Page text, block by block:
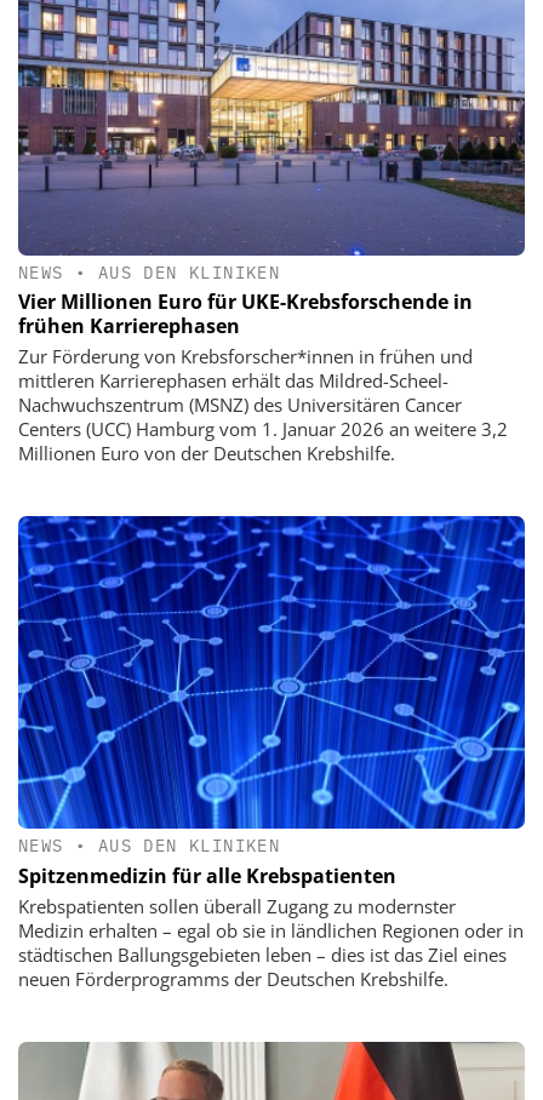
NEWS • AUS DEN KLINIKEN
Vier Millionen Euro für UKE-Krebsforschende in
frühen Karrierephasen
Zur Förderung von Krebsforscher*innen in frühen und
mittleren Karrierephasen erhält das Mildred-Scheel-
Nachwuchszentrum (MSNZ) des Universitären Cancer
Centers (UCC) Hamburg vom 1. Januar 2026 an weitere 3,2
Millionen Euro von der Deutschen Krebshilfe.
NEWS • AUS DEN KLINIKEN
Spitzenmedizin für alle Krebspatienten
Krebspatienten sollen überall Zugang zu modernster
Medizin erhalten – egal ob sie in ländlichen Regionen oder in
städtischen Ballungsgebieten leben – dies ist das Ziel eines
neuen Förderprogramms der Deutschen Krebshilfe.